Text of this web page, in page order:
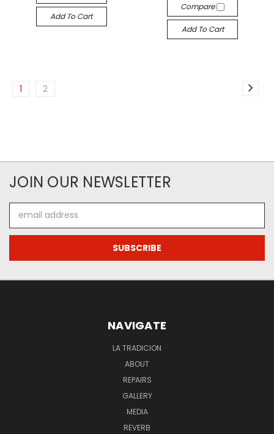
Add To Cart
Compare
Add To Cart
1 2
JOIN OUR NEWSLETTER
Address
NAVIGATE
LA TRADICION
ABOUT
REPAIRS
GALLERY
MEDIA
REVERB